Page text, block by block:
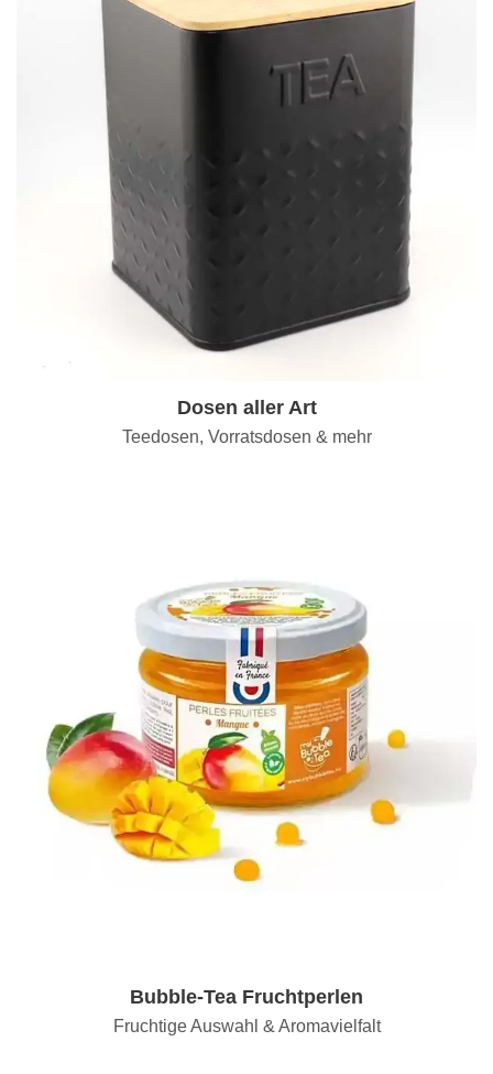
Dosen aller Art
Teedosen, Vorratsdosen & mehr
Bubble-Tea Fruchtperlen
Fruchtige Auswahl & Aromavielfalt